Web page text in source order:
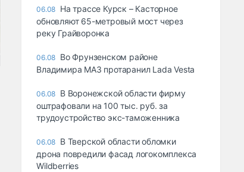
06.08 На трассе Курск – Касторное
обновляют 65-метровый мост через
реку Грайворонка
06.08 Во Фрунзенском районе
Владимира МАЗ протаранил Lada Vesta
06.08 В Воронежской области фирму
оштрафовали на 100 тыс. руб. за
трудоустройство экс-таможенника
06.08 В Тверской области обломки
дрона повредили фасад логокомплекса
Wildberries